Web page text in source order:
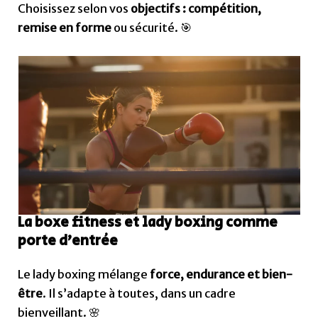
Choisissez selon vos objectifs : compétition,
remise en forme ou sécurité. 🎯
La boxe fitness et lady boxing comme
porte d’entrée
Le lady boxing mélange force, endurance et bien-
être. Il s’adapte à toutes, dans un cadre
bienveillant. 🌸